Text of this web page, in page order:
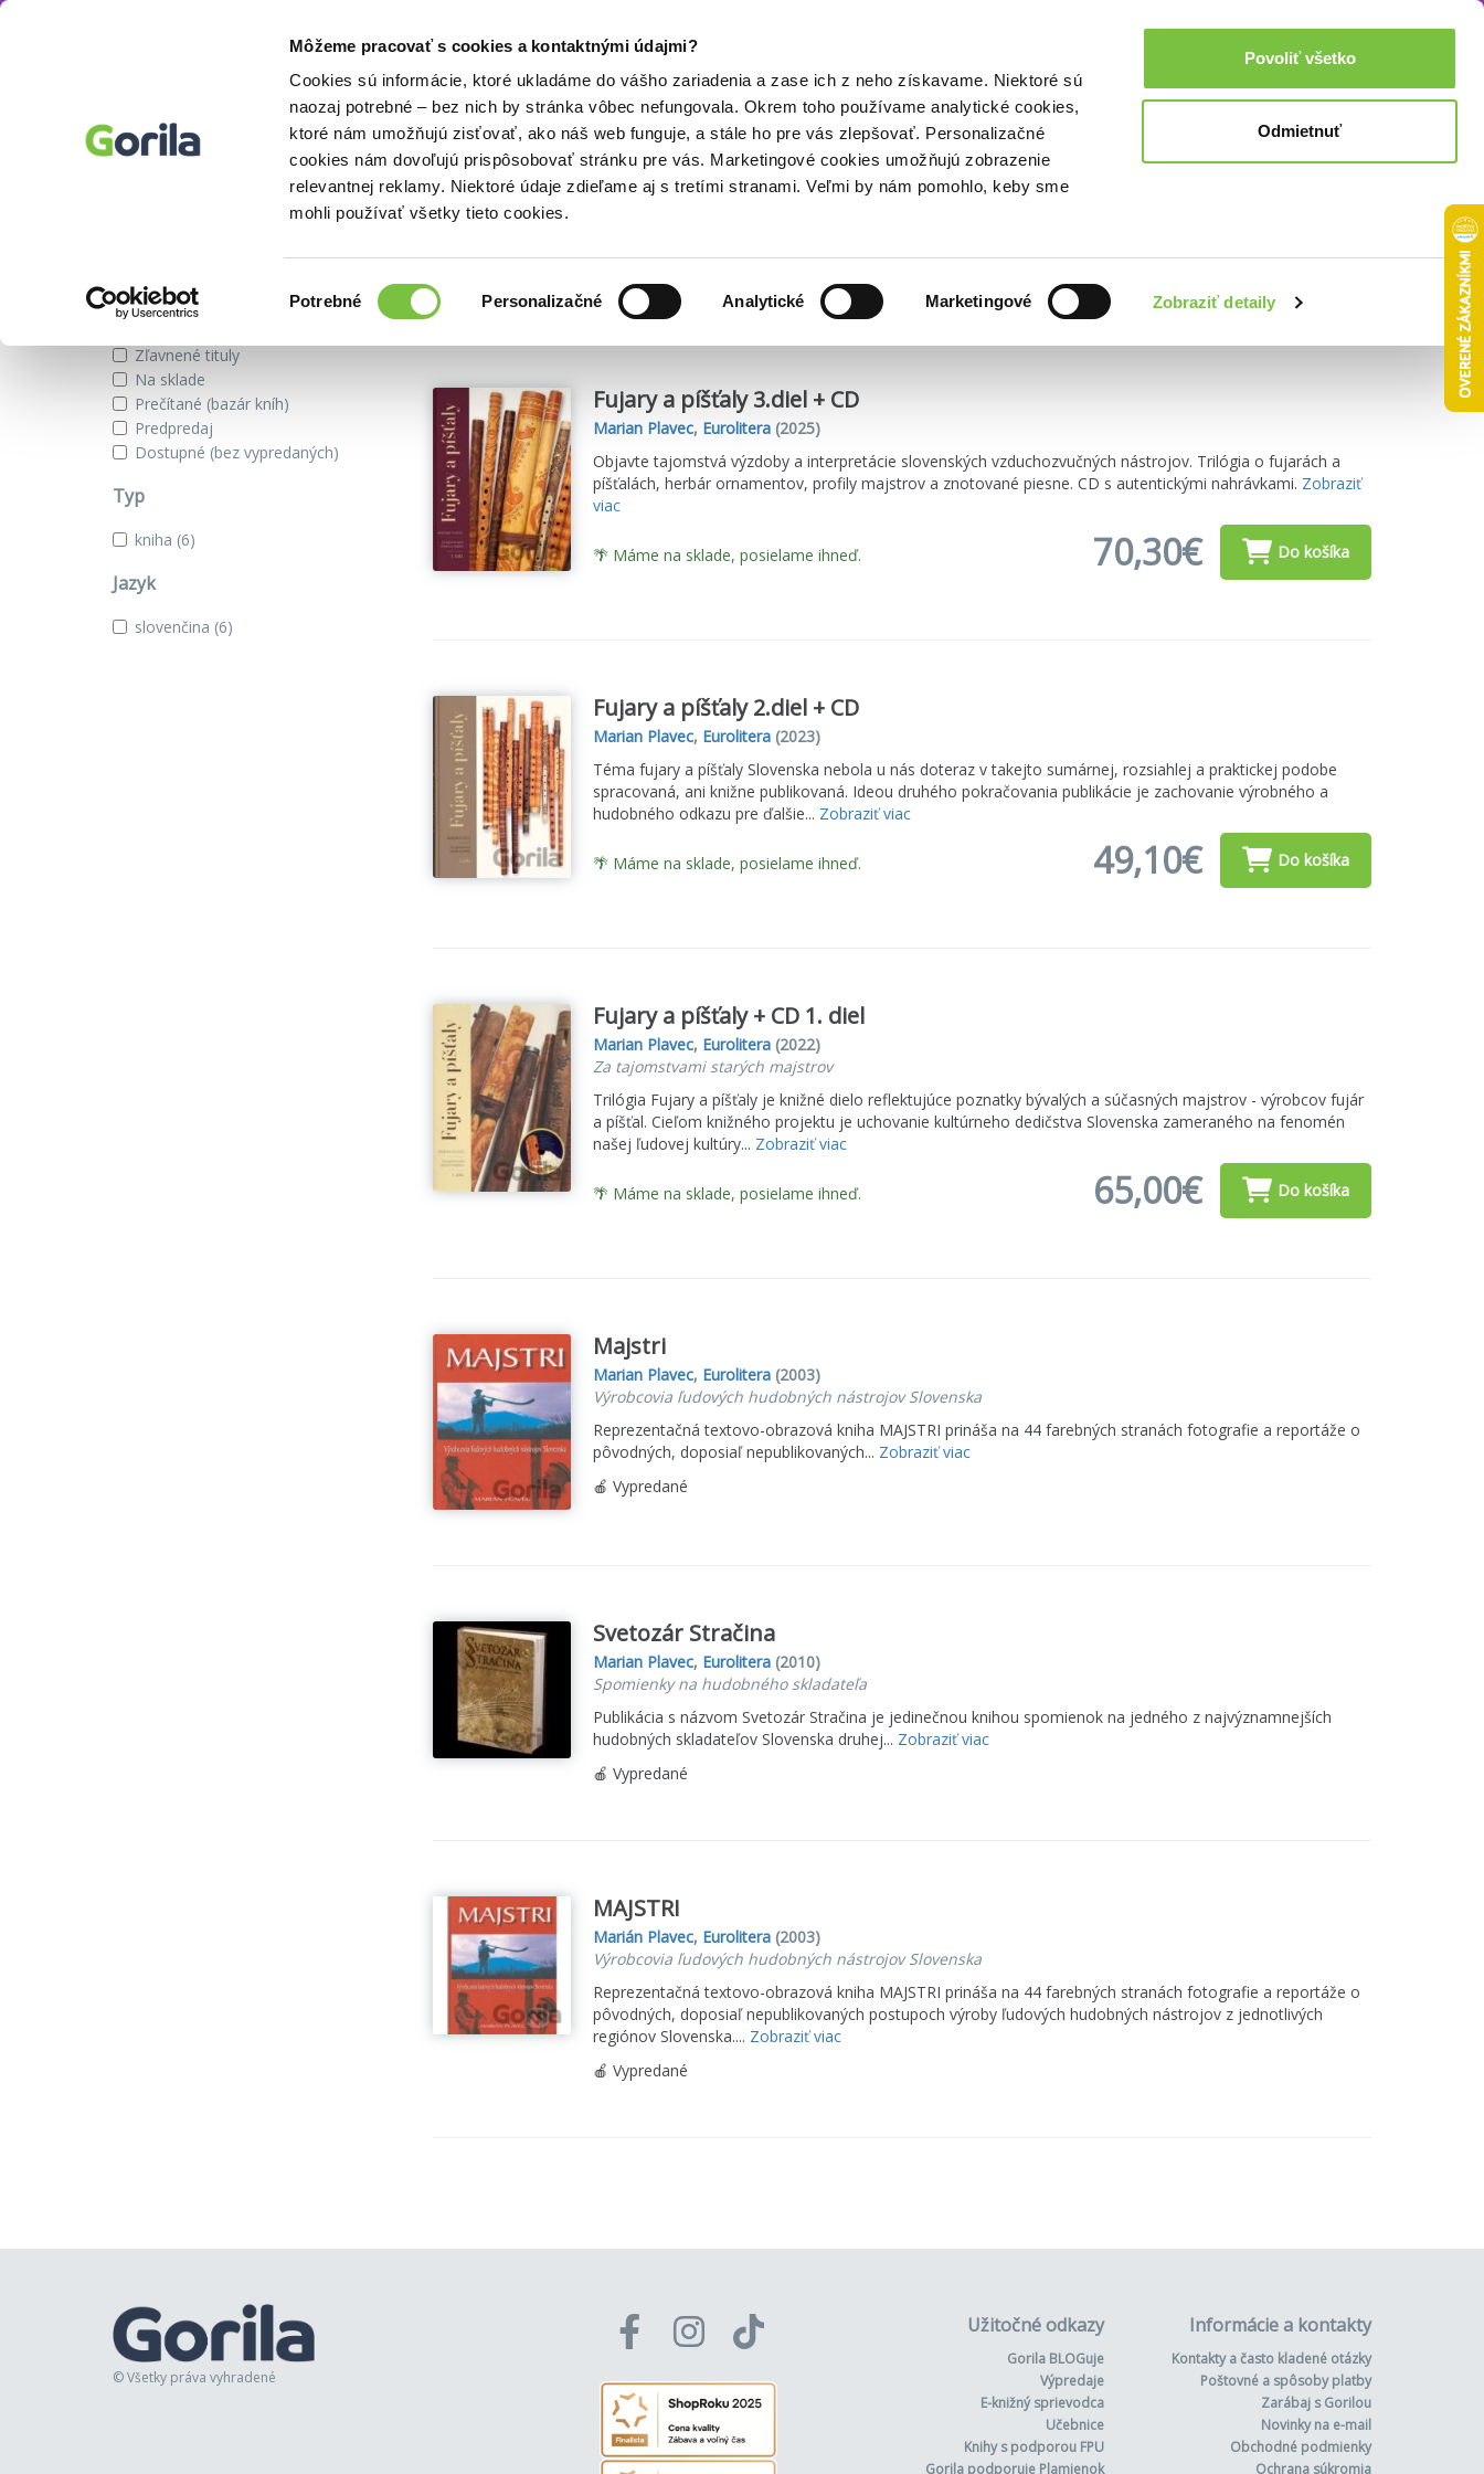
Môžeme pracovať s cookies a kontaktnými údajmi?
Cookies sú informácie, ktoré ukladáme do vášho zariadenia a zase ich z neho získavame. Niektoré sú
naozaj potrebné – bez nich by stránka vôbec nefungovala. Okrem toho používame analytické cookies,
ktoré nám umožňujú zisťovať, ako náš web funguje, a stále ho pre vás zlepšovať. Personalizačné
cookies nám dovoľujú prispôsobovať stránku pre vás. Marketingové cookies umožňujú zobrazenie
relevantnej reklamy. Niektoré údaje zdieľame aj s tretími stranami. Veľmi by nám pomohlo, keby sme
mohli používať všetky tieto cookies.
súhlasu
Potrebné Personalizačné Analytické Marketingové Zobraziť detaily
Povoliť všetko
Odmietnuť
Doplnky Prihlásenie 0,00€
Marian Plavec Akcie a zľavy
Knihy autora Marian Plavec
Zobraziť iba
Zľavnené tituly
Na sklade
Prečítané (bazár kníh)
Predpredaj
Dostupné (bez vypredaných)
Typ
kniha (6)
Jazyk
slovenčina (6)
Našli sme Zoradiť podľa:
Fujary a píšťaly 3.diel + CD
Marian Plavec, Eurolitera(2025)
Objavte tajomstvá výzdoby a interpretácie slovenských vzduchozvučných nástrojov. Trilógia o fujarách a
píšťalách, herbár ornamentov, profily majstrov a znotované piesne. CD s autentickými nahrávkami. Zobraziť
viac
🌴 Máme na sklade, posielame ihneď. 70,30€ Do košíka
Fujary a píšťaly 2.diel + CD
Marian Plavec, Eurolitera(2023)
Téma fujary a píšťaly Slovenska nebola u nás doteraz v takejto sumárnej, rozsiahlej a praktickej podobe
spracovaná, ani knižne publikovaná. Ideou druhého pokračovania publikácie je zachovanie výrobného a
hudobného odkazu pre ďalšie... Zobraziť viac
🌴 Máme na sklade, posielame ihneď. 49,10€ Do košíka
Fujary a píšťaly + CD 1. diel
Marian Plavec, Eurolitera(2022)
Za tajomstvami starých majstrov
Trilógia Fujary a píšťaly je knižné dielo reflektujúce poznatky bývalých a súčasných majstrov - výrobcov fujár
a píšťal. Cieľom knižného projektu je uchovanie kultúrneho dedičstva Slovenska zameraného na fenomén
našej ľudovej kultúry... Zobraziť viac
🌴 Máme na sklade, posielame ihneď. 65,00€ Do košíka
Majstri
Marian Plavec, Eurolitera(2003)
Výrobcovia ľudových hudobných nástrojov Slovenska
Reprezentačná textovo-obrazová kniha MAJSTRI prináša na 44 farebných stranách fotografie a reportáže o
pôvodných, doposiaľ nepublikovaných... Zobraziť viac
🍎 Vypredané
Svetozár Stračina
Marian Plavec, Eurolitera(2010)
Spomienky na hudobného skladateľa
Publikácia s názvom Svetozár Stračina je jedinečnou knihou spomienok na jedného z najvýznamnejších
hudobných skladateľov Slovenska druhej... Zobraziť viac
🍎 Vypredané
MAJSTRI
Marián Plavec, Eurolitera(2003)
Výrobcovia ľudových hudobných nástrojov Slovenska
Reprezentačná textovo-obrazová kniha MAJSTRI prináša na 44 farebných stranách fotografie a reportáže o
pôvodných, doposiaľ nepublikovaných postupoch výroby ľudových hudobných nástrojov z jednotlivých
regiónov Slovenska.... Zobraziť viac
🍎 Vypredané
© Všetky práva vyhradené
Užitočné odkazy
Gorila BLOGuje
Výpredaje
E-knižný sprievodca
Učebnice
Knihy s podporou FPU
Gorila podporuje Plamienok
Informácie a kontakty
Kontakty a často kladené otázky
Poštovné a spôsoby platby
Zarábaj s Gorilou
Novinky na e-mail
Obchodné podmienky
Ochrana súkromia